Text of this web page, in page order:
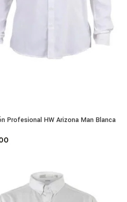
Profesional HW Arizona Man Blanca